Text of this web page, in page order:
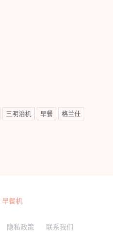
三明治机 早餐 格兰仕
早餐机
隐私政策 联系我们